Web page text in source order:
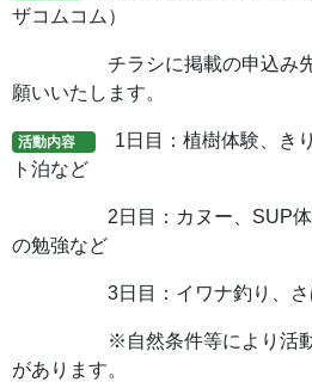
ザコムコム）
チラシに掲載の申込み先に
願いいたします。
活動内容
1日目：植樹体験、き
ト泊など
2日目：カヌー、SUP体験
の勉強など
3日目：イワナ釣り、さば
※自然条件等により活動内
があります。